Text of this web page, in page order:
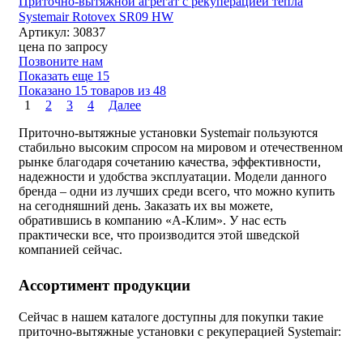
Systemair Rotovex SR09 HW
Артикул: 30837
цена по запросу
Позвоните нам
Показать еще 15
Показано 15 товаров из 48
1
2 3 4
Далее
Приточно-вытяжные установки Systemair пользуются
стабильно высоким спросом на мировом и отечественном
рынке благодаря сочетанию качества, эффективности,
надежности и удобства эксплуатации. Модели данного
бренда – одни из лучших среди всего, что можно купить
на сегодняшний день. Заказать их вы можете,
обратившись в компанию «А-Клим». У нас есть
практически все, что производится этой шведской
компанией сейчас.
Ассортимент продукции
Сейчас в нашем каталоге доступны для покупки такие
приточно-вытяжные установки с рекуперацией Systemair: